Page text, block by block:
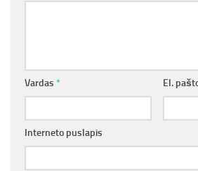
Vardas * El.
Interneto puslapis